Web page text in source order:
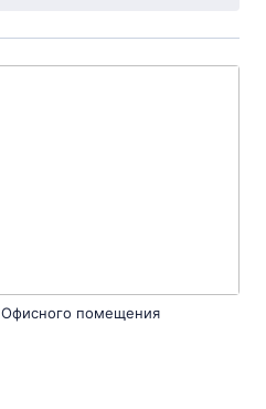
Офисного помещения